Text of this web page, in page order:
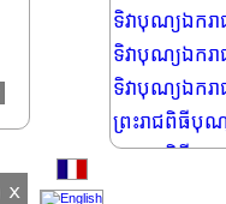
ទិវាបុណ្យឯករ
ទិវាបុណ្យឯករ
ទិវាបុណ្យឯករ
ព្រះរាជពិធីបុ
ព្រះរាជពិធីបុ
x